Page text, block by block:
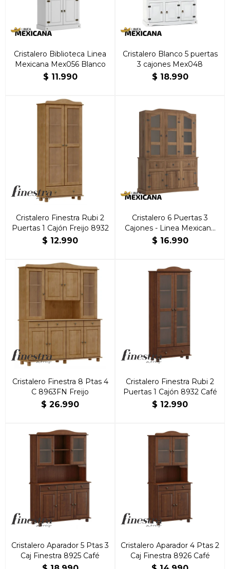
Cristalero Biblioteca Linea
Mexicana Mex056 Blanco
$ 11.990
Cristalero Blanco 5 puertas
3 cajones Mex048
$ 18.990
Cristalero Finestra Rubi 2
Puertas 1 Cajón Freijo 8932
$ 12.990
Cristalero 6 Puertas 3
Cajones - Linea Mexicana
Nogal
$ 16.990
Cristalero Finestra 8 Ptas 4
C 8963FN Freijo
$ 26.990
Cristalero Finestra Rubi 2
Puertas 1 Cajón 8932 Café
$ 12.990
Cristalero Aparador 5 Ptas 3
Caj Finestra 8925 Café
Cristalero Aparador 4 Ptas 2
Caj Finestra 8926 Café